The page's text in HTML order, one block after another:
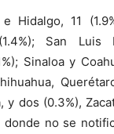
e Hidalgo, 11
San Luis
Sinaloa y
y dos (0.3%),
donde no se